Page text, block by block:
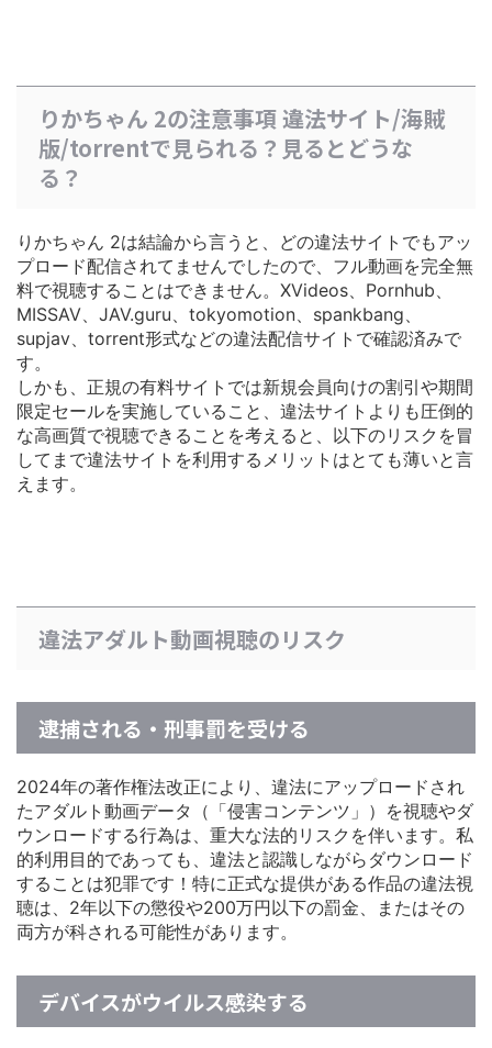
りかちゃん 2の注意事項 違法サイト/海賊
版/torrentで見られる？見るとどうな
る？
りかちゃん 2は結論から言うと、どの違法サイトでもアッ
プロード配信されてませんでしたので、フル動画を完全無
料で視聴することはできません。XVideos、Pornhub、
MISSAV、JAV.guru、tokyomotion、spankbang、
supjav、torrent形式などの違法配信サイトで確認済みで
す。
しかも、正規の有料サイトでは新規会員向けの割引や期間
限定セールを実施している こと、違法サイトよりも圧倒的
な高画質で視聴できることを考えると、以下のリスクを冒
してまで違法サイトを利用するメリットはとても薄いと言
えます。
違法アダルト動画視聴のリスク
逮捕される・刑事罰を受ける
2024年の著作権法改正により、違法にアップロードされ
たアダルト動画データ（「侵害コンテンツ」）を視聴やダ
ウンロードする行為は、重大な法的リスクを伴います。私
的利用目的であっても、違法と認識しながらダウンロード
することは犯罪です！特に正式な提供がある作品の違法視
聴は、2年以下の懲役や200万円以下の罰金、またはその
両方が科される可能性があります。
デバイスがウイルス感染する